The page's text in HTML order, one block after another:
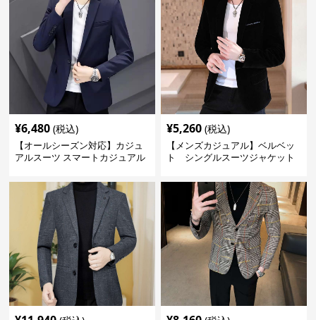
¥6,480 (税込)
【オールシーズン対応】カジュ
アルスーツ スマートカジュアル
¥5,260 (税込)
【メンズカジュアル】ベルベッ
ト シングルスーツジャケット